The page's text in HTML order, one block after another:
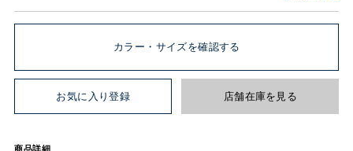
カラー・サイズを確認する
お気に入り登録 店舗在庫を見る
商品詳細